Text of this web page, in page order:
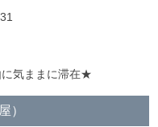
気ままに滞在★
）